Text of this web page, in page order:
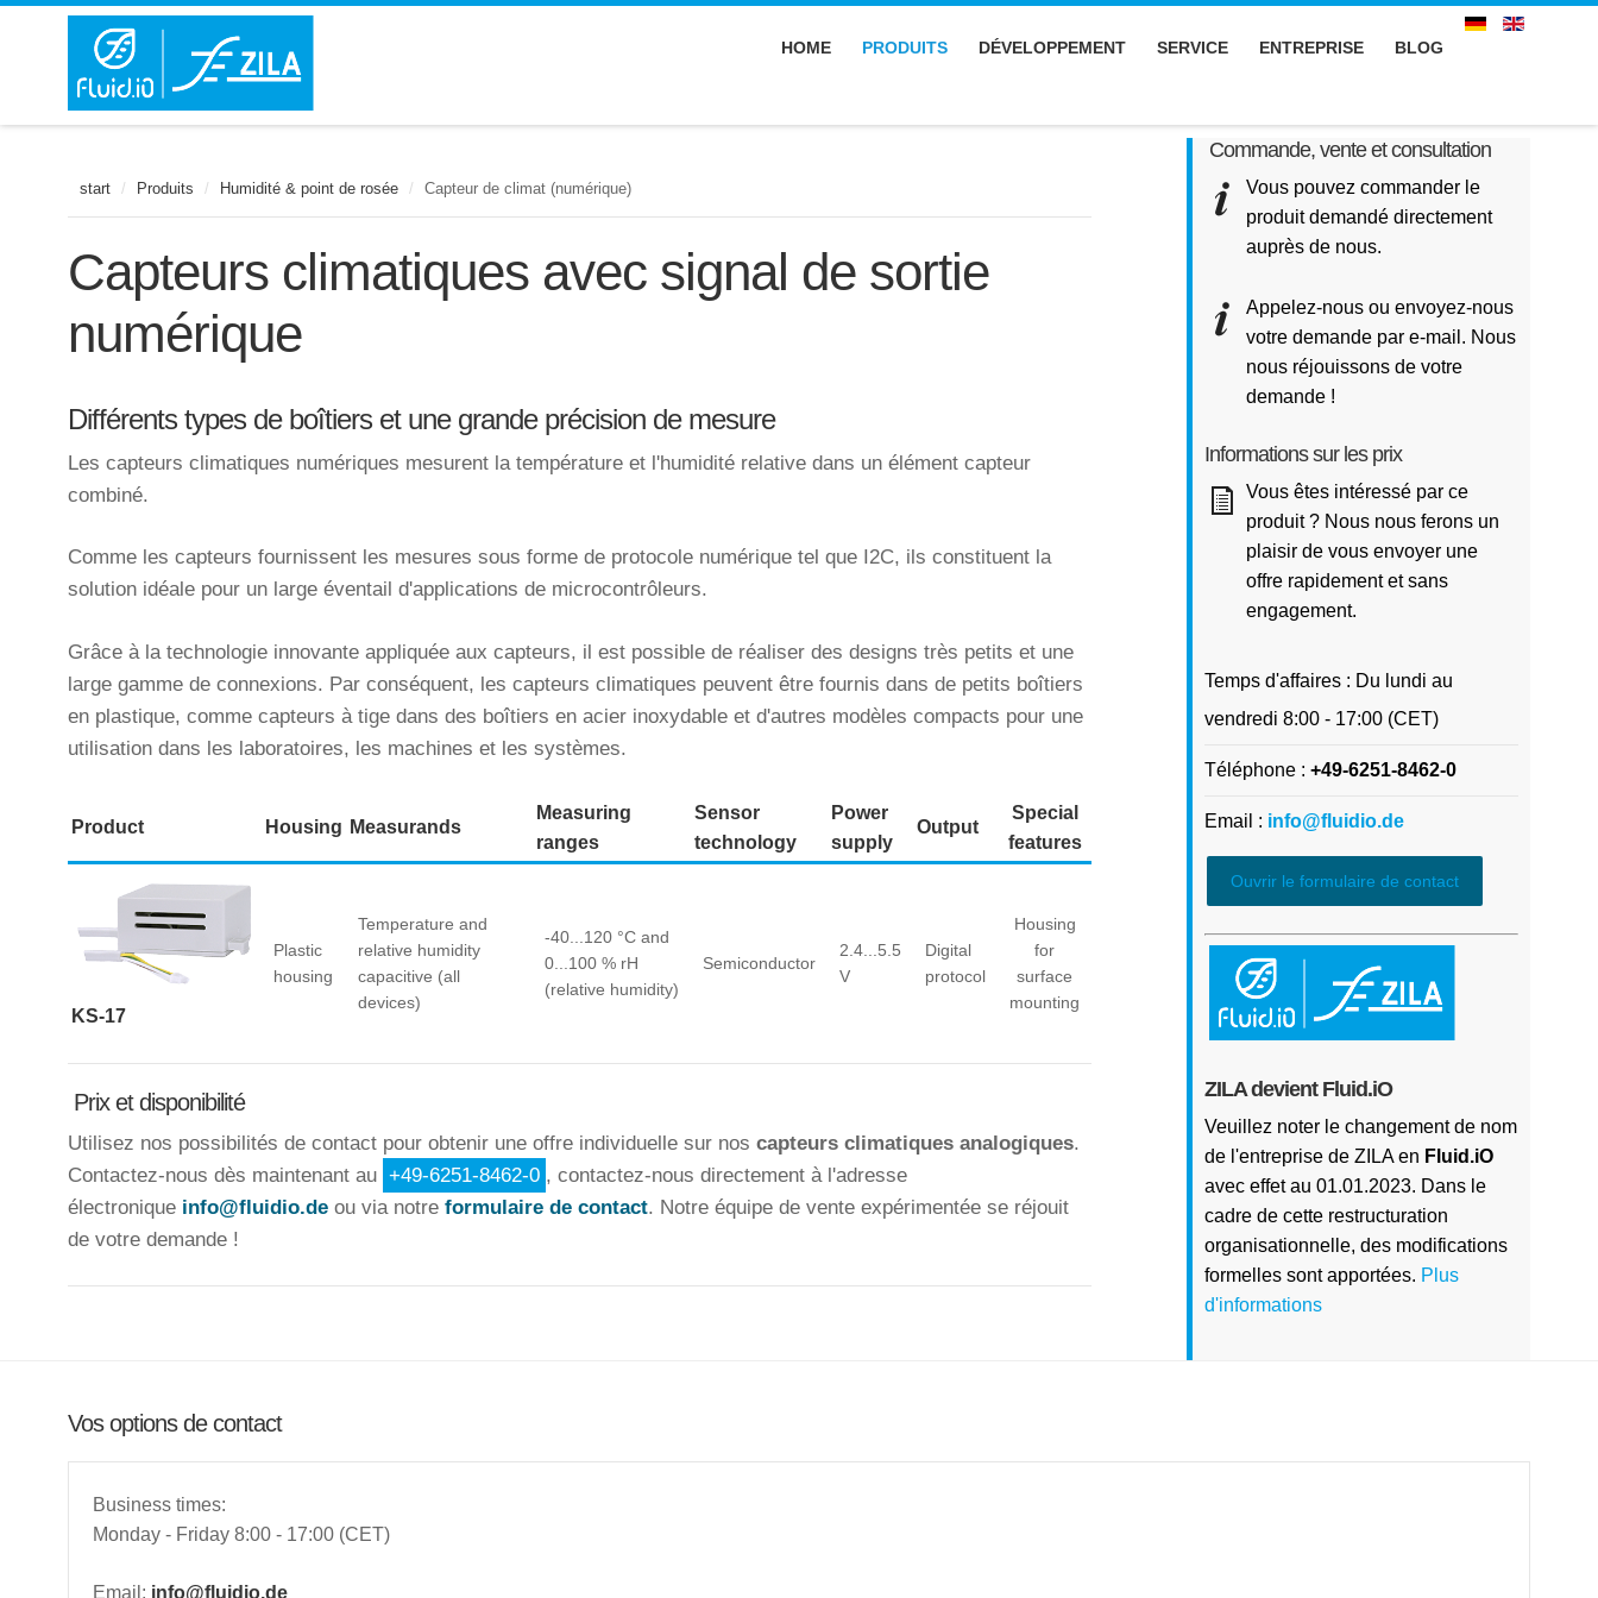
start / Produits / Humidité & point de rosée / Capteur de climat (numérique)
Capteurs climatiques avec signal de sortie
numérique
Différents types de boîtiers et une grande précision de mesure
Les capteurs climatiques numériques mesurent la température et l'humidité relative dans un élément capteur
combiné.
Comme les capteurs fournissent les mesures sous forme de protocole numérique tel que I2C, ils constituent la
solution idéale pour un large éventail d'applications de microcontrôleurs.
Grâce à la technologie innovante appliquée aux capteurs, il est possible de réaliser des designs très petits et une
large gamme de connexions. Par conséquent, les capteurs climatiques peuvent être fournis dans de petits boîtiers
en plastique, comme capteurs à tige dans des boîtiers en acier inoxydable et d'autres modèles compacts pour une
utilisation dans les laboratoires, les machines et les systèmes.
Product Housing Measurands
Measuring
ranges
Sensor
technology
Power
supply
Output
Special
features
KS-17
Plastic
housing
Temperature and
relative humidity
capacitive (all
devices)
-40...120 °C and
0...100 % rH
(relative humidity)
Semiconductor
2.4...5.5
V
Digital
protocol
Housing
for
surface
mounting
Prix et disponibilité
Utilisez nos possibilités de contact pour obtenir une offre individuelle sur nos capteurs climatiques analogiques.
Contactez-nous dès maintenant au +49-6251-8462-0 , contactez-nous directement à l'adresse
électronique info@fluidio.de ou via notre formulaire de contact. Notre équipe de vente expérimentée se réjouit
de votre demande !
Commande, vente et consultation
Vous pouvez commander le
produit demandé directement
auprès de nous.
Appelez-nous ou envoyez-nous
votre demande par e-mail. Nous
nous réjouissons de votre
demande !
Informations sur les prix
Vous êtes intéressé par ce
produit ? Nous nous ferons un
plaisir de vous envoyer une
offre rapidement et sans
engagement.
Temps d'affaires : Du lundi au
vendredi 8:00 - 17:00 (CET)
Téléphone : +49-6251-8462-0
Email : info@fluidio.de
Ouvrir le formulaire de contact
ZILA devient Fluid.iO
Veuillez noter le changement de nom
de l'entreprise de ZILA en Fluid.iO
avec effet au 01.01.2023. Dans le
cadre de cette restructuration
organisationnelle, des modifications
formelles sont apportées. Plus
d'informations
Vos options de contact
Business times:
Monday - Friday 8:00 - 17:00 (CET)
Email: info@fluidio.de
HOME PRODUITS DÉVELOPPEMENT SERVICE ENTREPRISE BLOG